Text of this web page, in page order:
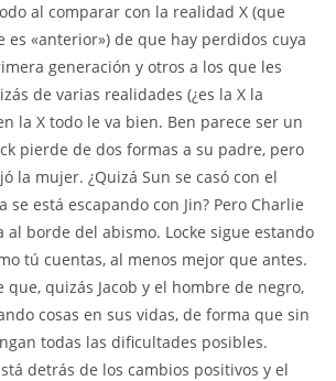
al comparar con la realidad X (que
es «anterior») de que hay perdidos cuya
generación y otros a los que les
de varias realidades (¿es la X la
la X todo le va bien. Ben parece ser un
pierde de dos formas a su padre, pero
la mujer. ¿Quizá Sun se casó con el
se está escapando con Jin? Pero Charlie
al borde del abismo. Locke sigue estando
tú cuentas, al menos mejor que antes.
que, quizás Jacob y el hombre de negro,
cosas en sus vidas, de forma que sin
todas las dificultades posibles.
detrás de los cambios positivos y el